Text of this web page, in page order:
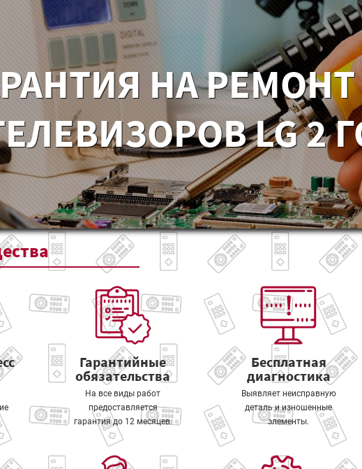
НА РЕМОНТ
LG 2
Гарантийные
обязательства
На все виды работ
предоставляется
гарантия до 12 месяцев.
Бесплатная
диагностика
Выявляет неисправную
деталь и изношенные
элементы.